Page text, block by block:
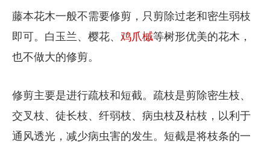
藤本花木一般不需要修剪，只剪除过老和密生弱枝
即可。白玉兰、樱花、 鸡爪槭等树形优美的花木，
也不做大的修剪。
修剪主要是进行疏枝和短截。疏枝是剪除密生枝、
交叉枝、徒长枝、纤弱枝、病虫枝及枯枝，以利于
通风透光，减少病虫害的发生。短截是将枝条的一